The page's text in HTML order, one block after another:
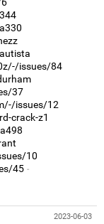
issues/84
37
issues/12
crack-z1
10
45
2023-06-03